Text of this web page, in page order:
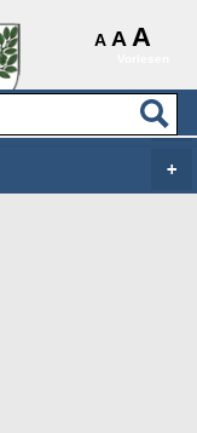
A A A